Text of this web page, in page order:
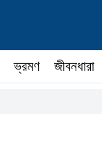
ভ্রমণ জীবনধারা